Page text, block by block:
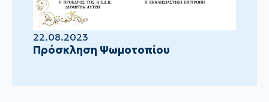
22.08.2023
Πρόσκληση Ψωμοτοπίου